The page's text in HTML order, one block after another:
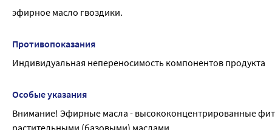
эфирное масло гвоздики.
Противопоказания
Индивидуальная непереносимость компонентов продукта
Особые указания
Внимание! Эфирные масла - высококонцентрированные
растительными (базовыми) маслами.